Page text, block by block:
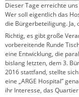
Dieser Tage erreichte
Wer soll eigentlich das
die Bürgerbeteiligung. Ja,
Richtig, es gibt große
vorbereitende Runde
eine Entwicklung, die
bislang letzten, dem 3.
2016 stattfand, stellte
eine „ARGE Hospital”
ihr Interesse, das